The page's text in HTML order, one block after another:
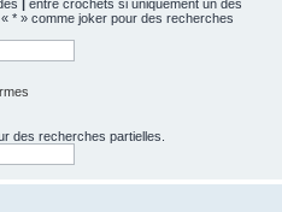
| entre crochets si uniquement un des
* » comme joker pour des recherches
des recherches partielles.